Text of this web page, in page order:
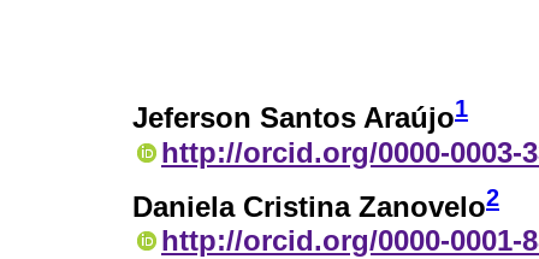
Jeferson Santos Araújo1
http://orcid.org/0000-0003-
Daniela Cristina Zanovelo2
http://orcid.org/0000-0001-